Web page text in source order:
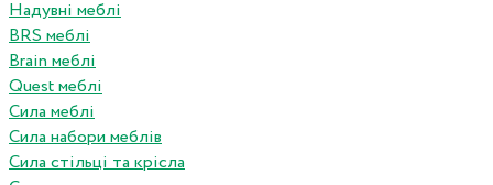
Надувні меблі
BRS меблі
Brain меблі
Quest меблі
Сила меблі
Сила набори меблів
Сила стільці та крісла